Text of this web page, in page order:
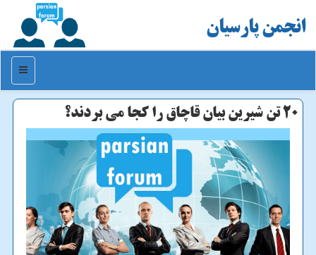
انجمن پارسیان
منو
20 تن شیرین بیان قاچاق را كجا می بردند؟